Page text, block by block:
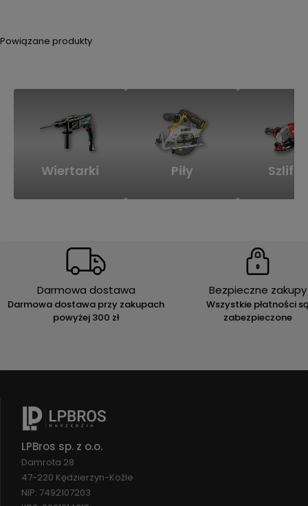
Powiązane produkty
Wiertarki Piły
Darmowa dostawa
Darmowa dostawa przy zakupach
powyżej 300 zł
Bezpieczne zakupy
Wszystkie płatności
zabezpieczone
LPBros sp. z o.o.
Damrota 28
47-220 Kędzierzyn-Koźle
NIP: 7492107203